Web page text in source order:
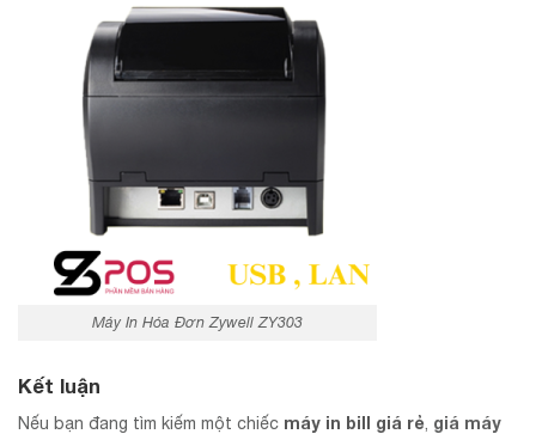
Máy In Hóa Đơn Zywell ZY303
Kết luận
Nếu bạn đang tìm kiếm một chiếc máy in bill giá rẻ giá máy